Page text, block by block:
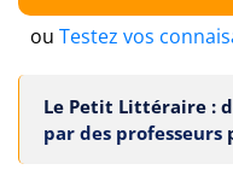
ou Testez vos
Le Petit Littéraire :
par des professeurs